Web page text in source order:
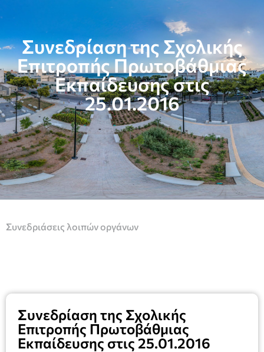
Συνεδρίαση της Σχολικής
Επιτροπής Πρωτοβάθμιας
Εκπαίδευσης στις
25.01.2016
Συνεδριάσεις λοιπών οργάνων
Συνεδρίαση της Σχολικής
Επιτροπής Πρωτοβάθμιας
Εκπαίδευσης στις 25.01.2016